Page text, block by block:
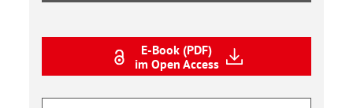
E-Book (PDF)
im Open Access